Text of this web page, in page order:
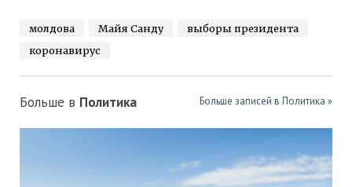
молдова Майя Санду
выборы президента
коронавирус
Больше в Политика Больше записей в Политика »